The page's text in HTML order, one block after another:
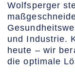
Wolfsperger
und Industrie.
heute – wir
die optimale